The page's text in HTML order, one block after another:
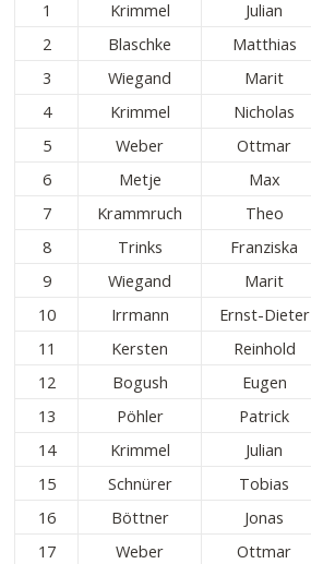
1
Krimmel Julian
2
Blaschke Matthias
3
Wiegand Marit
4
Krimmel Nicholas
5
Weber Ottmar
6
Metje Max
7
Krammruch Theo
8
Trinks Franziska
9
Wiegand Marit
10
Irrmann Ernst-Dieter
11
Kersten Reinhold
12
Bogush Eugen
13
Pöhler Patrick
14
Krimmel Julian
15
Schnürer Tobias
16
Böttner Jonas
17
Weber Ottmar